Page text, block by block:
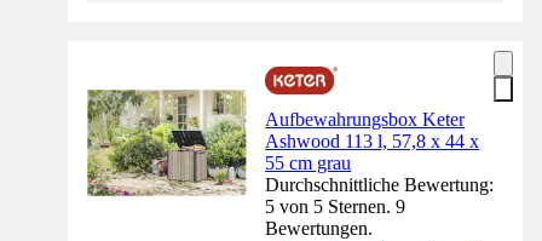
Aufbewahrungsbox Keter
Ashwood 113 l, 57,8 x 44 x
55 cm grau
Durchschnittliche Bewertung:
5 von 5 Sternen. 9
Bewertungen.